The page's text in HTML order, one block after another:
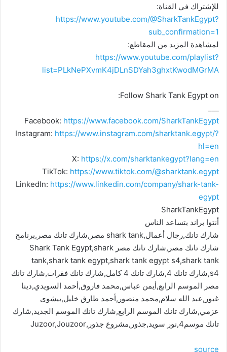
للإشتراك في القناة:
https://www.youtube.com/@SharkTankEgypt?
sub_confirmation=1
لمشاهدة المزيد من المقاطع:
https://www.youtube.com/playlist?
list=PLkNePXvmK4jDLnSDYah3ghxtKwodMGrMA
Follow Shark Tank Egypt on:
Facebook: https://www.facebook.com/SharkTankEgypt
Instagram: https://www.instagram.com/sharktank.egypt/?
hl=en
X: https://x.com/sharktankegypt?lang=en
TikTok: https://www.tiktok.com/@sharktank.egypt
LinkedIn: https://www.linkedin.com/company/shark-tank-
egypt
SharkTankEgypt
أنتوا براند بتساعد الناس
شارك تانك,رجال أعمال,shark tank مصر,شارك تانك مصر,برنامج
شارك تانك مصر,شارك تانك مصر Shark Tank Egypt,shark
tank,shark tank egypt,shark tank egypt s4,shark tank
s4,شارك تانك 4,شارك تانك 4 كامل,شارك تانك فقرات,شارك تانك
مصر الموسم الرابع,أيمن عباس,محمد فاروق,أحمد السويدي,دينا
غبور,عبد الله سلام,محمد منصور,أحمد طارق خليل,بيشوى
عزمي,شارك تانك الموسم الرابع,شارك تانك الموسم الجديد,شارك
تانك موسم4,نور سويد,جذور,مشروع جذور,Juzoor,Jouzoor
source